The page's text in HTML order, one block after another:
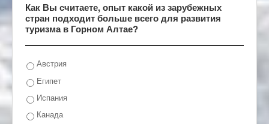
Как Вы считаете, опыт какой из зарубежных
стран подходит больше всего для развития
туризма в Горном Алтае?
Австрия
Египет
Испания
Канада